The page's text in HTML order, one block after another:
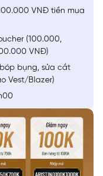
VNĐ tiền mua
(100.000,
VNĐ)
bụng, sửa cắt
Vest/Blazer)